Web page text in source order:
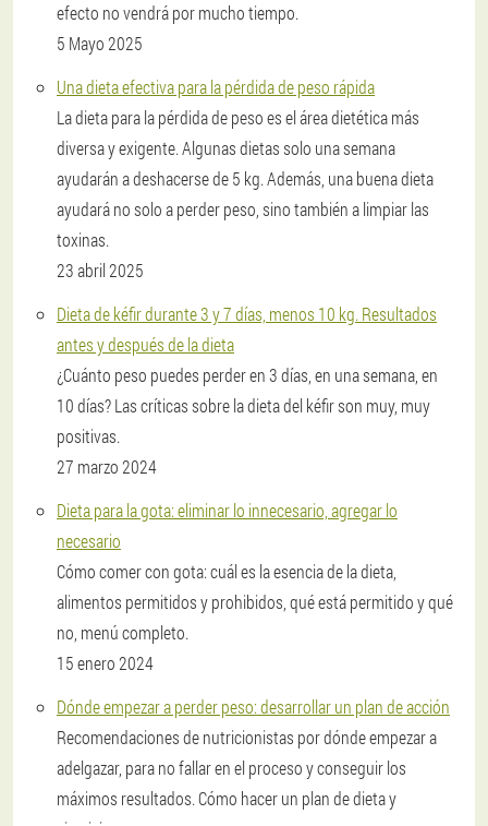
efecto no vendrá por mucho tiempo.
5 Mayo 2025
Una dieta efectiva para la pérdida de peso rápida
La dieta para la pérdida de peso es el área dietética más
diversa y exigente. Algunas dietas solo una semana
ayudarán a deshacerse de 5 kg. Además, una buena dieta
ayudará no solo a perder peso, sino también a limpiar las
toxinas.
23 abril 2025
Dieta de kéfir durante 3 y 7 días, menos 10 kg. Resultados
antes y después de la dieta
¿Cuánto peso puedes perder en 3 días, en una semana, en
10 días? Las críticas sobre la dieta del kéfir son muy, muy
positivas.
27 marzo 2024
Dieta para la gota: eliminar lo innecesario, agregar lo
necesario
Cómo comer con gota: cuál es la esencia de la dieta,
alimentos permitidos y prohibidos, qué está permitido y qué
no, menú completo.
15 enero 2024
Dónde empezar a perder peso: desarrollar un plan de acción
Recomendaciones de nutricionistas por dónde empezar a
adelgazar, para no fallar en el proceso y conseguir los
máximos resultados. Cómo hacer un plan de dieta y